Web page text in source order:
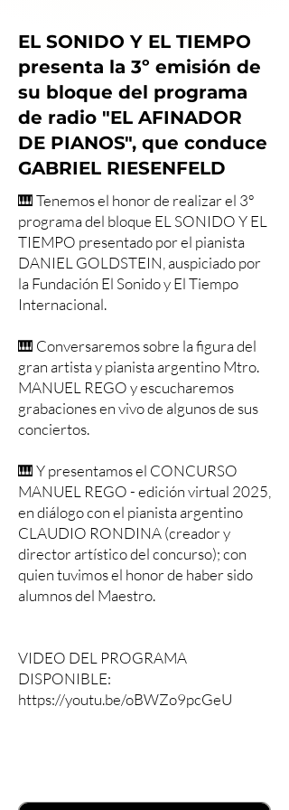
EL SONIDO Y EL TIEMPO
presenta la 3º emisión de
su bloque del programa
de radio "EL AFINADOR
DE PIANOS", que conduce
GABRIEL RIESENFELD
🎹 Tenemos el honor de realizar el 3º
programa del bloque EL SONIDO Y EL
TIEMPO presentado por el pianista
DANIEL GOLDSTEIN, auspiciado por
la Fundación El Sonido y El Tiempo
Internacional.
🎹 Conversaremos sobre la figura del
gran artista y pianista argentino Mtro.
MANUEL REGO y escucharemos
grabaciones en vivo de algunos de sus
conciertos.
🎹 Y presentamos el CONCURSO
MANUEL REGO - edición virtual 2025,
en diálogo con el pianista argentino
CLAUDIO RONDINA (creador y
director artístico del concurso); con
quien tuvimos el honor de haber sido
alumnos del Maestro.
VIDEO DEL PROGRAMA
DISPONIBLE:
https://youtu.be/oBWZo9pcGeU